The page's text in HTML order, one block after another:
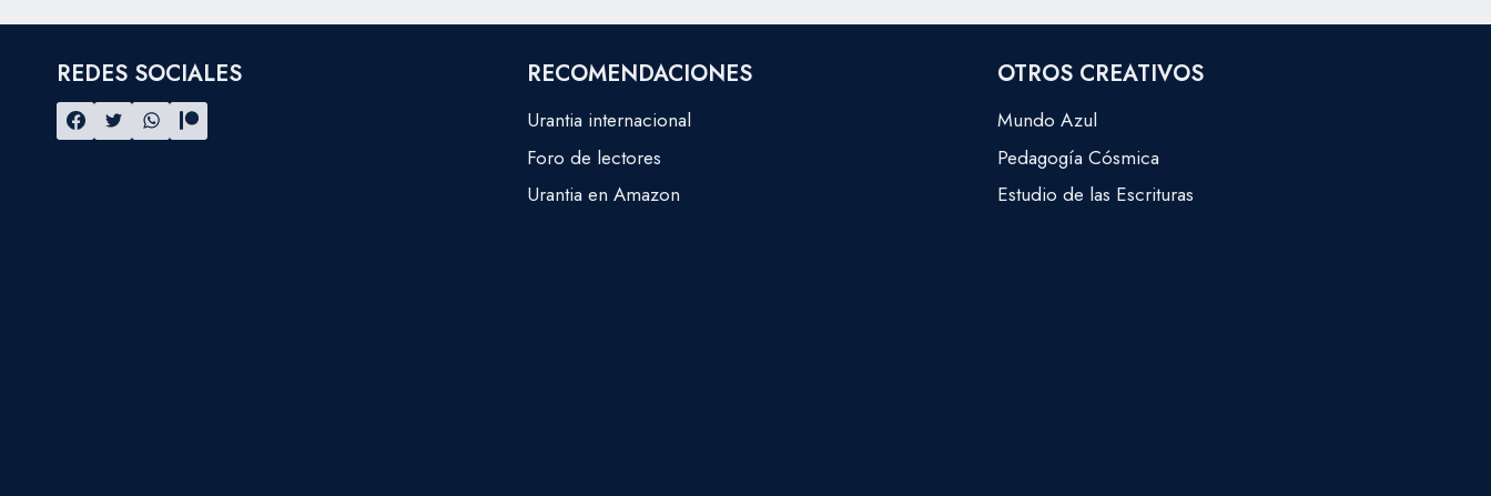
REDES SOCIALES RECOMENDACIONES
Urantia internacional
Foro de lectores
Urantia en Amazon
OTROS CREATIVOS
Mundo Azul
Pedagogía Cósmica
Estudio de las Escrituras